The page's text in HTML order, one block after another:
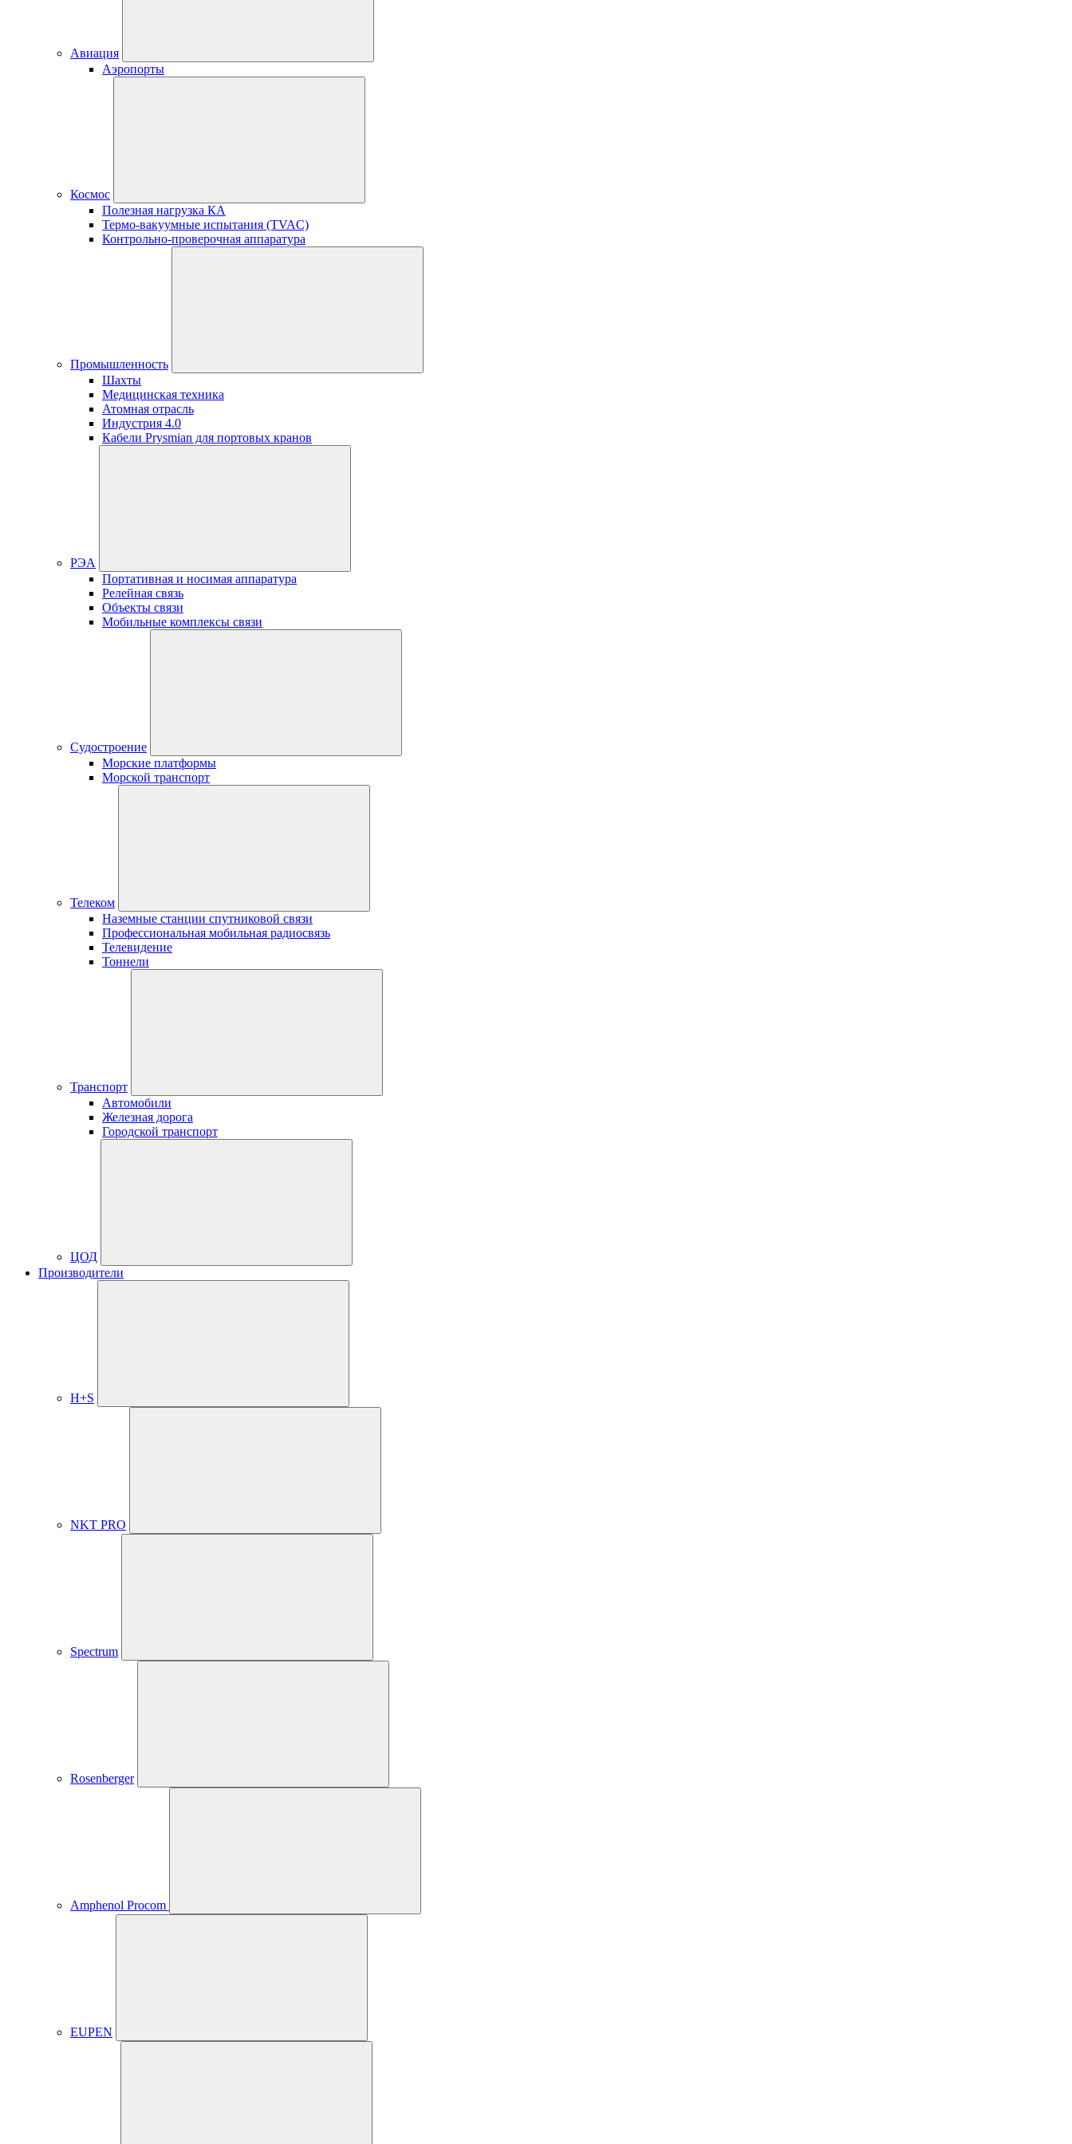
Авиация
Аэропорты
Космос
Полезная нагрузка КА
Термо-вакуумные испытания (TVAC)
Контрольно-проверочная аппаратура
Промышленность
Шахты
Медицинская техника
Атомная отрасль
Индустрия 4.0
Кабели Prysmian для портовых кранов
РЭА
Портативная и носимая аппаратура
Релейная связь
Объекты связи
Мобильные комплексы связи
Судостроение
Морские платформы
Морской транспорт
Телеком
Наземные станции спутниковой связи
Профессиональная мобильная радиосвязь
Телевидение
Тоннели
Транспорт
Автомобили
Железная дорога
Городской транспорт
ЦОД
Производители
H+S
NKT PRO
Spectrum
Rosenberger
Amphenol Procom
EUPEN